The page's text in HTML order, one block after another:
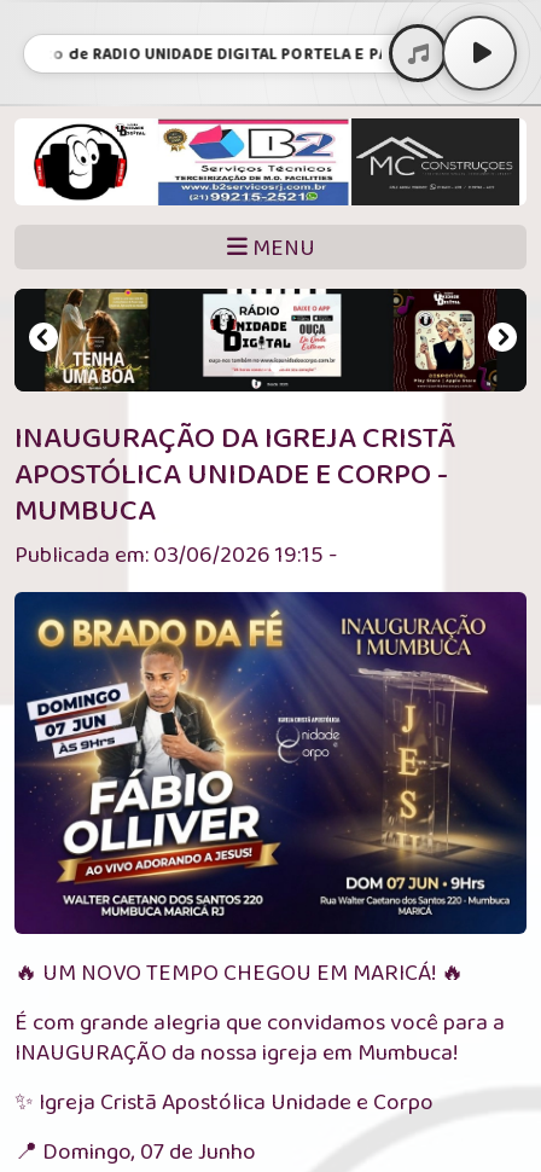
de RADIO UNIDADE DIGITAL PORTELA E PAIVA locutor ricardo •
MENU
INAUGURAÇÃO DA IGREJA CRISTÃ
APOSTÓLICA UNIDADE E CORPO -
MUMBUCA
Publicada em: 03/06/2026 19:15 -
🔥 UM NOVO TEMPO CHEGOU EM MARICÁ! 🔥
É com grande alegria que convidamos você para a
INAUGURAÇÃO da nossa igreja em Mumbuca!
✨ Igreja Cristã Apostólica Unidade e Corpo
📍 Domingo, 07 de Junho